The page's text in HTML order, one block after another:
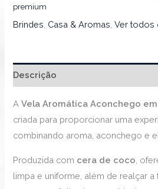
premium
Brindes Casa & Aromas ,Ver todos
Descrição
AVela Aromática Aconchego
criada para proporcionar uma
combinando aroma, aconchego e
Produzida com cera de coco ,
limpa e uniforme, além de realçar a